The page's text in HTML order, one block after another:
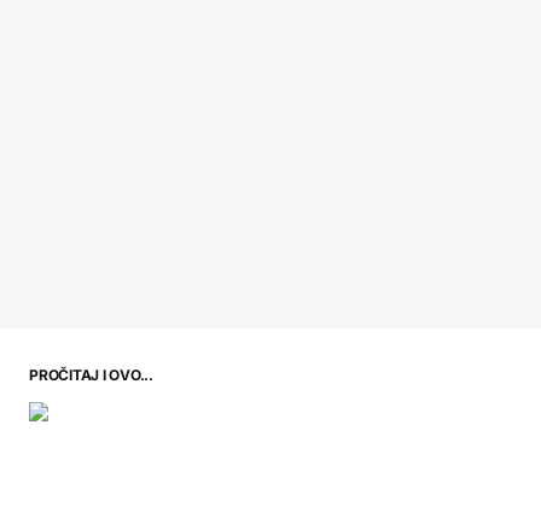
PROČITAJ I OVO...